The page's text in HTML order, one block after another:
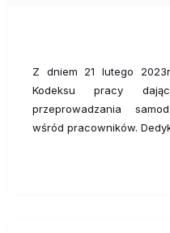
Z dniem 21 lutego
Kodeksu pracy
przeprowadzania
wśród pracowników.